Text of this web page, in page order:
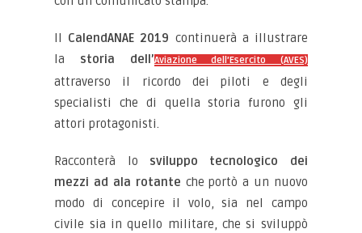
CalendANAE 2019 continuerà a illustrare
la storia dell’Aviazione dell’Esercito (AVES)
attraverso il ricordo dei piloti e degli
specialisti che di quella storia furono gli
attori protagonisti.
Racconterà lo sviluppo tecnologico dei
mezzi ad ala rotante che portò a un nuovo
modo di concepire il volo, sia nel campo
civile sia in quello militare, che si sviluppò